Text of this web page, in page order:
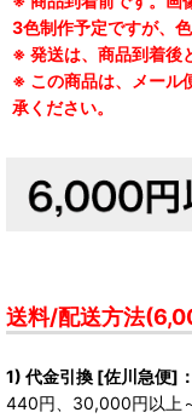
3色制作予定ですが、
※ 発送は、商品到着後
※ この商品は、メール
承ください。
送料/配送方法
1) 代金引換 [佐川急便]：
440円、30,000円以